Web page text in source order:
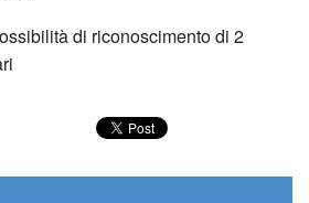
di riconoscimento di 2